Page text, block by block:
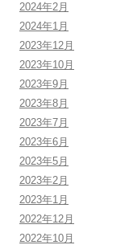
2024年2月
2024年1月
2023年12月
2023年10月
2023年9月
2023年8月
2023年7月
2023年6月
2023年5月
2023年2月
2023年1月
2022年12月
2022年10月